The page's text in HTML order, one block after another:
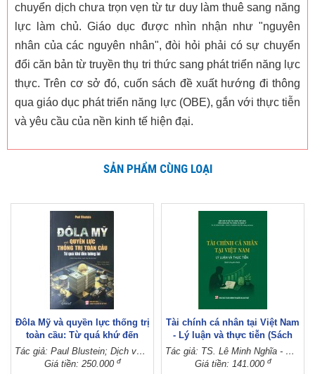
chuyển dịch chưa trọn vẹn từ tư duy làm thuê sang năng
lực làm chủ. Giáo dục được nhìn nhận như "nguyên
nhân của các nguyên nhân", đòi hỏi phải có sự chuyển
đổi căn bản từ truyền thụ tri thức sang phát triển năng lực
thực. Trên cơ sở đó, cuốn sách đề xuất hướng đi thông
qua giáo dục phát triển năng lực (OBE), gắn với thực tiễn
và yêu cầu của nền kinh tế hiện đại.
SẢN PHẨM CÙNG LOẠI
Đôla Mỹ và quyền lực thống trị
toàn cầu: Từ quá khứ đến
tương lai (Sách tham khảo,
xuất bản lần thứ hai)
Tác giả: Paul Blustein; Dịch và hiệu đính: Lê Tùng, Trọng Minh
Giá tiền: 250.000 đ
Tài chính cá nhân tại Việt Nam
- Lý luận và thực tiễn (Sách
chuyên khảo)
Tác giả: TS. Lê Minh Nghĩa - PGS.TS. Nghiêm Thị Thà (Đồng chủ biên)
Giá tiền: 141.000 đ